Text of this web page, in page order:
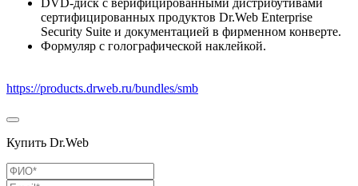
DVD-диск с верифицированными дистрибутивами
сертифицированных продуктов Dr.Web Enterprise
Security Suite и документацией в фирменном конверте.
Формуляр с голографической наклейкой.
https://products.drweb.ru/bundles/smb
Купить Dr.Web